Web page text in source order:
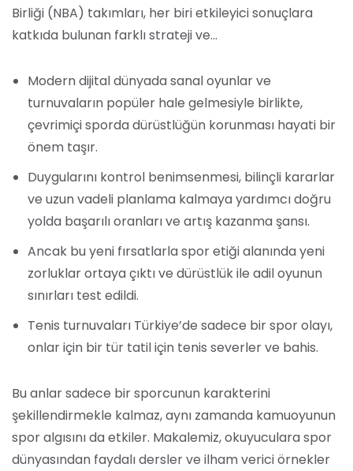
Birliği (NBA) takımları, her biri etkileyici sonuçlara
katkıda bulunan farklı strateji ve…
Modern dijital dünyada sanal oyunlar ve
turnuvaların popüler hale gelmesiyle birlikte,
çevrimiçi sporda dürüstlüğün korunması hayati bir
önem taşır.
Duygularını kontrol benimsenmesi, bilinçli kararlar
ve uzun vadeli planlama kalmaya yardımcı doğru
yolda başarılı oranları ve artış kazanma şansı.
Ancak bu yeni fırsatlarla spor etiği alanında yeni
zorluklar ortaya çıktı ve dürüstlük ile adil oyunun
sınırları test edildi.
Tenis turnuvaları Türkiye’de sadece bir spor olayı,
onlar için bir tür tatil için tenis severler ve bahis.
Bu anlar sadece bir sporcunun karakterini
şekillendirmekle kalmaz, aynı zamanda kamuoyunun
spor algısını da etkiler. Makalemiz, okuyuculara spor
dünyasından faydalı dersler ve ilham verici örnekler